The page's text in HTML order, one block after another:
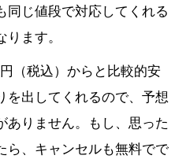
同じ値段で対応してくれる
ます。
（税込）からと比較的安
を出してくれるので、予想
ありません。もし、思った
ら、キャンセルも無料でで